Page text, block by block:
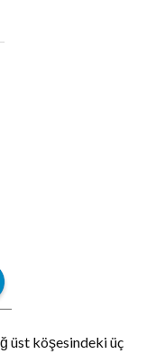
üst köşesindeki üç